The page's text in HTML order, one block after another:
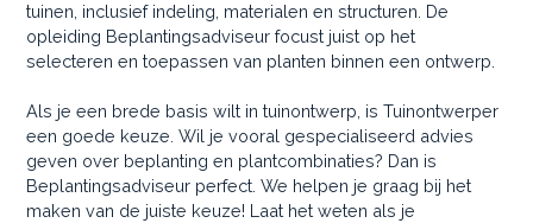
tuinen, inclusief indeling, materialen en structuren. De
opleiding Beplantingsadviseur focust juist op het
selecteren en toepassen van planten binnen een ontwerp.
Als je een brede basis wilt in tuinontwerp, is Tuinontwerper
een goede keuze. Wil je vooral gespecialiseerd advies
geven over beplanting en plantcombinaties? Dan is
Beplantingsadviseur perfect. We helpen je graag bij het
maken van de juiste keuze! Laat het weten als je